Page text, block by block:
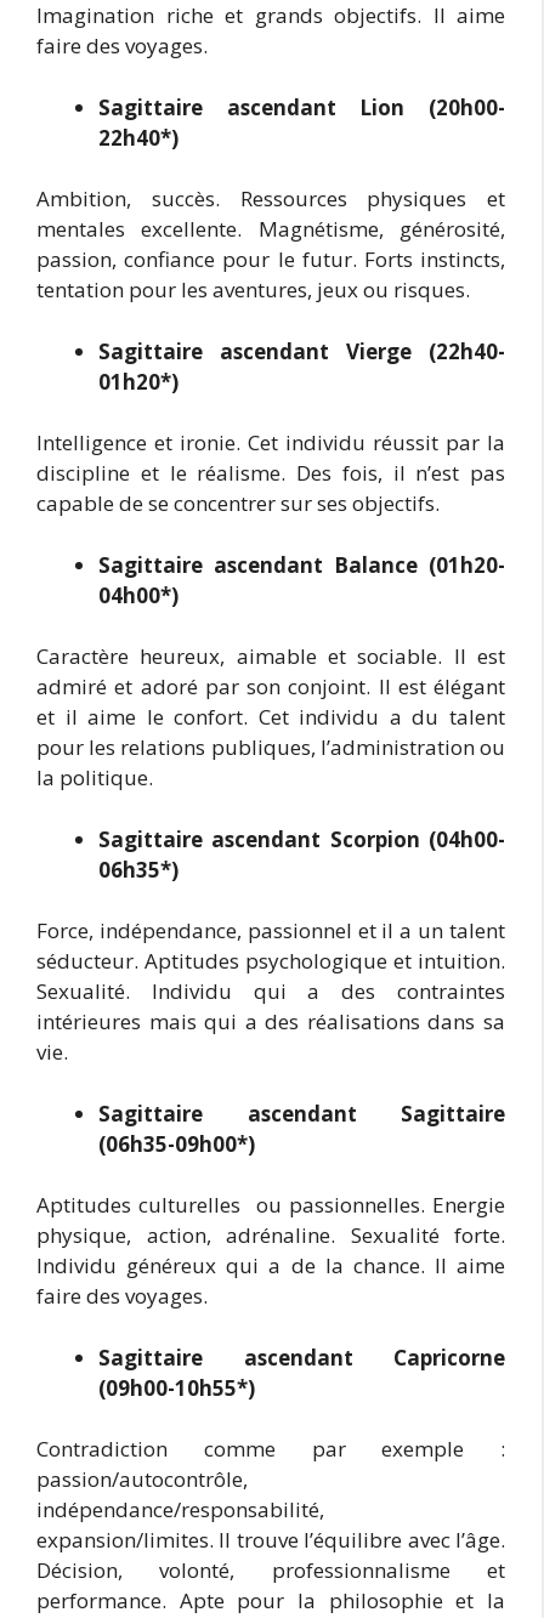
Imagination riche et grands objectifs. Il aime
faire des voyages.
Sagittaire ascendant Lion (20h00-
22h40*)
Ambition, succès. Ressources physiques et
mentales excellente. Magnétisme, générosité,
passion, confiance pour le futur. Forts instincts,
tentation pour les aventures, jeux ou risques.
Sagittaire ascendant Vierge (22h40-
01h20*)
Intelligence et ironie. Cet individu réussit par la
discipline et le réalisme. Des fois, il n’est pas
capable de se concentrer sur ses objectifs.
Sagittaire ascendant Balance (01h20-
04h00*)
Caractère heureux, aimable et sociable. Il est
admiré et adoré par son conjoint. Il est élégant
et il aime le confort. Cet individu a du talent
pour les relations publiques, l’administration ou
la politique.
Sagittaire ascendant Scorpion (04h00-
06h35*)
Force, indépendance, passionnel et il a un talent
séducteur. Aptitudes psychologique et intuition.
Sexualité. Individu qui a des contraintes
intérieures mais qui a des réalisations dans sa
vie.
Sagittaire ascendant Sagittaire
(06h35-09h00*)
Aptitudes culturelles ou passionnelles. Energie
physique, action, adrénaline. Sexualité forte.
Individu généreux qui a de la chance. Il aime
faire des voyages.
Sagittaire ascendant Capricorne
(09h00-10h55*)
Contradiction comme par exemple :
passion/autocontrôle,
indépendance/responsabilité,
expansion/limites. Il trouve l’équilibre avec l’âge.
Décision, volonté, professionnalisme et
performance. Apte pour la philosophie et la